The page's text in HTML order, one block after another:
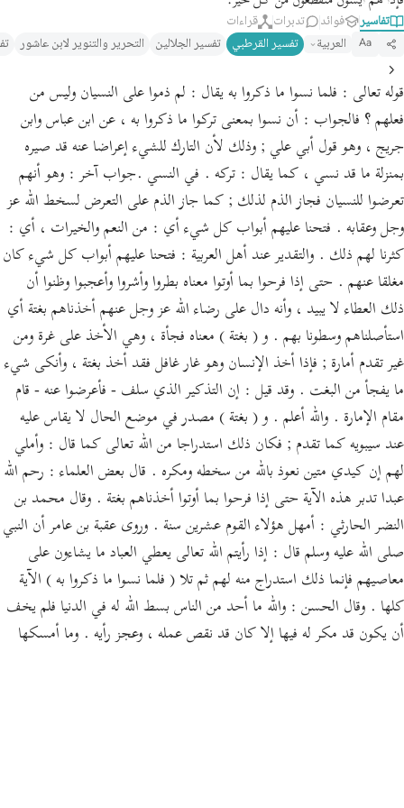
تفاسير فوائد تدبرات قراءات
Aa العربية تفسير القرطبي‎ تفسير الجلالين التحرير والتنوير لابن عاشور
قوله تعالى : فلما نسوا ما ذكروا به يقال : لم ذموا على النسيان وليس من
فعلهم ؟ فالجواب : أن نسوا بمعنى تركوا ما ذكروا به ، عن ابن عباس وابن
جريج ، وهو قول أبي علي ; وذلك لأن التارك للشيء إعراضا عنه قد صيره
بمنزلة ما قد نسي ، كما يقال : تركه . في النسي .جواب آخر : وهو أنهم
تعرضوا للنسيان فجاز الذم لذلك ; كما جاز الذم على التعرض لسخط الله عز
وجل وعقابه . فتحنا عليهم أبواب كل شيء أي : من النعم والخيرات ، أي :
كثرنا لهم ذلك . والتقدير عند أهل العربية : فتحنا عليهم أبواب كل شيء كان
مغلقا عنهم . حتى إذا فرحوا بما أوتوا معناه بطروا وأشروا وأعجبوا وظنوا أن
ذلك العطاء لا يبيد ، وأنه دال على رضاء الله عز وجل عنهم أخذناهم بغتة أي
استأصلناهم وسطونا بهم . و ( بغتة ) معناه فجأة ، وهي الأخذ على غرة ومن
غير تقدم أمارة ; فإذا أخذ الإنسان وهو غار غافل فقد أخذ بغتة ، وأنكى شيء
ما يفجأ من البغت . وقد قيل : إن التذكير الذي سلف - فأعرضوا عنه - قام
مقام الإمارة . والله أعلم . و ( بغتة ) مصدر في موضع الحال لا يقاس عليه
عند سيبويه كما تقدم ; فكان ذلك استدراجا من الله تعالى كما قال : وأملي
لهم إن كيدي متين نعوذ بالله من سخطه ومكره . قال بعض العلماء : رحم الله
عبدا تدبر هذه الآية حتى إذا فرحوا بما أوتوا أخذناهم بغتة . وقال محمد بن
النضر الحارثي : أمهل هؤلاء القوم عشرين سنة . وروى عقبة بن عامر أن النبي
صلى الله عليه وسلم قال : إذا رأيتم الله تعالى يعطي العباد ما يشاءون على
معاصيهم فإنما ذلك استدراج منه لهم ثم تلا ( فلما نسوا ما ذكروا به ) الآية
كلها . وقال الحسن : والله ما أحد من الناس بسط الله له في الدنيا فلم يخف
أن يكون قد مكر له فيها إلا كان قد نقص عمله ، وعجز رأيه . وما أمسكها